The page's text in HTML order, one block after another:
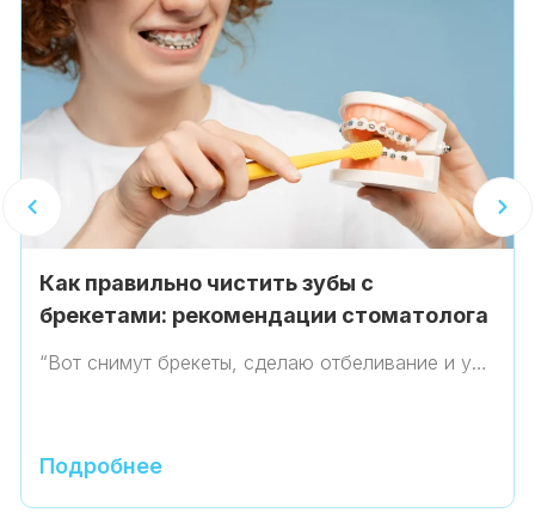
Как правильно чистить зубы с
брекетами: рекомендации стоматолога
“Вот снимут брекеты, сделаю отбеливание и у…
Подробнее